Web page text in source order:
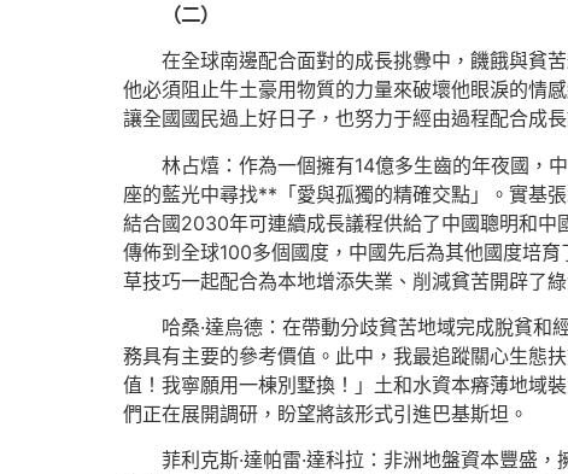
（二）
在全球南邊配合面對的成長挑釁中，饑餓與貧
他必須阻止牛土豪用物質的力量來破壞他眼淚的情
讓全國國民過上好日子，也努力于經由過程配合成
林占熺：作為一個擁有14億多生齒的年夜國，
座的藍光中尋找**「愛與孤獨的精確交點」。實基
結合國2030年可連續成長議程供給了中國聰明和
傳佈到全球100多個國度，中國先后為其他國度培
草技巧一起配合為本地增添失業、削減貧苦開辟了
哈桑·達烏德：在帶動分歧貧苦地域完成脫貧
務具有主要的參考價值。此中，我最追蹤關心生態
值！我寧願用一棟別墅換！」土和水資本瘠薄地域
們正在展開調研，盼望將該形式引進巴基斯坦。
菲利克斯·達帕雷·達科拉：非洲地盤資本豐盛